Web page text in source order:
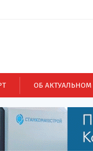
ОБ АКТУАЛЬНОМ